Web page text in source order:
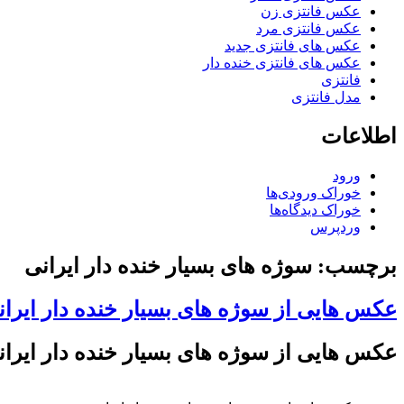
عکس فانتزی زن
عکس فانتزی مرد
عکس های فانتزی جدید
عکس های فانتزی خنده دار
فانتزی
مدل فانتزی
اطلاعات
ورود
خوراک ورودی‌ها
خوراک دیدگاه‌ها
وردپرس
برچسب: سوژه های بسیار خنده دار ایرانی
عکس هایی از سوژه های بسیار خنده دار
عکس هایی از سوژه های بسیار خنده دار